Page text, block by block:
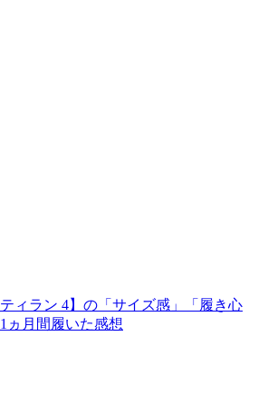
ィラン 4】の「サイズ感」「履き心
ヵ月間履いた感想